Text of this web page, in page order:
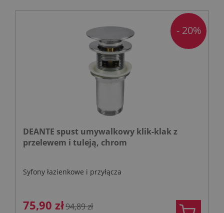
DEANTE spust umywalkowy klik-klak z
przelewem i tuleją, chrom
Syfony łazienkowe i przyłącza
75,90 zł94,89 zł
- 20%